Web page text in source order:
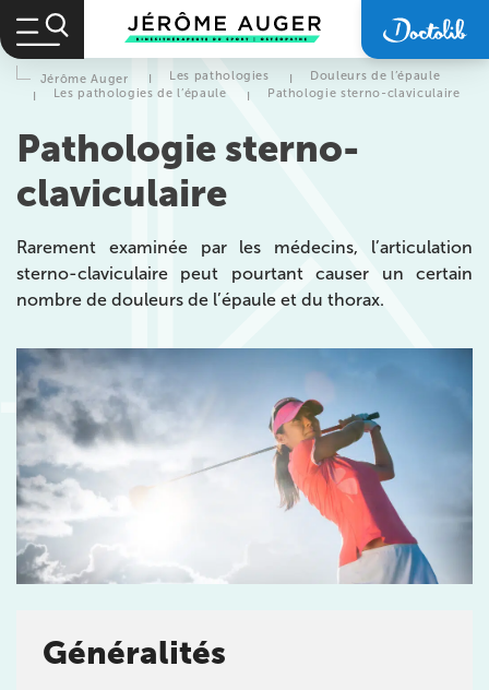
Jérôme Auger I Les pathologies I
Douleurs de l’épaule
I
Les pathologies de l’épaule I Pathologie sterno-claviculaire
Pathologie sterno-
claviculaire
Rarement examinée par les médecins, l’articulation
sterno-claviculaire peut pourtant causer un certain
nombre de douleurs de l’épaule et du thorax.
Généralités
avec les équipes